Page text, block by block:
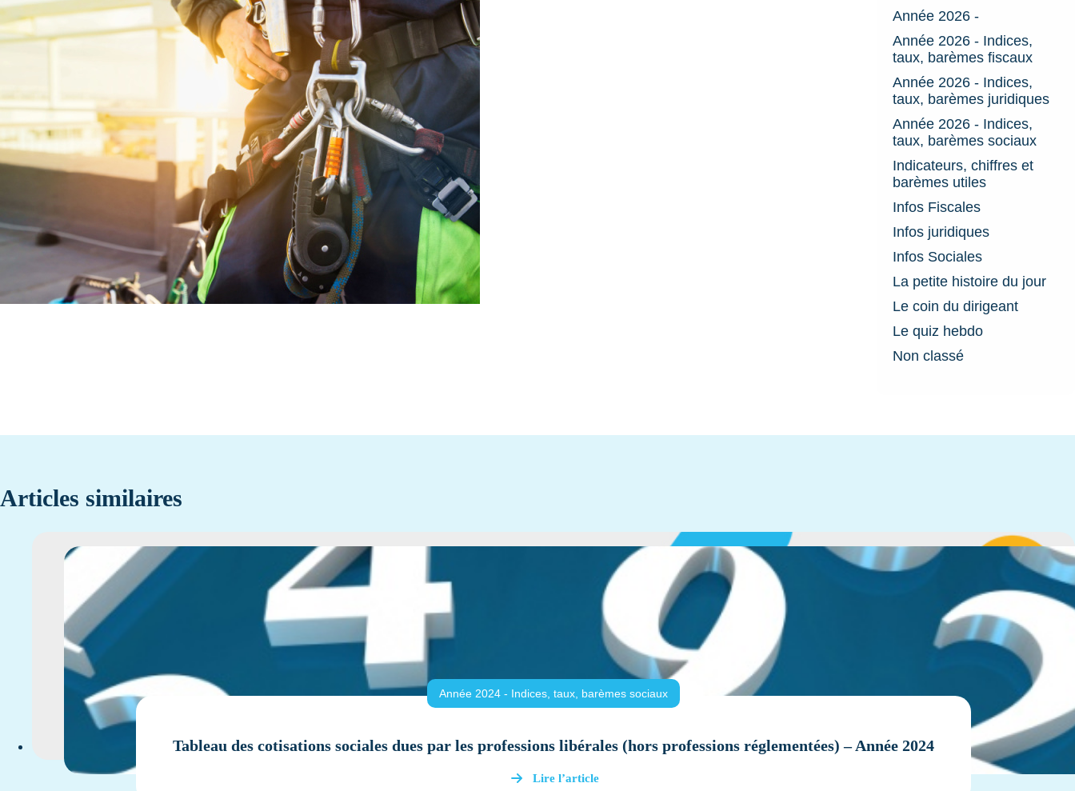
Année 2026 -
Année 2026 - Indices,
taux, barèmes fiscaux
Année 2026 - Indices,
taux, barèmes juridiques
Année 2026 - Indices,
taux, barèmes sociaux
Indicateurs, chiffres et
barèmes utiles
Infos Fiscales
Infos juridiques
Infos Sociales
La petite histoire du jour
Le coin du dirigeant
Le quiz hebdo
Non classé
Articles similaires
Année 2024 - Indices, taux, barèmes sociaux
Tableau des cotisations sociales dues par les professions libérales (hors professions réglementées) – Année 2024
Lire l’article